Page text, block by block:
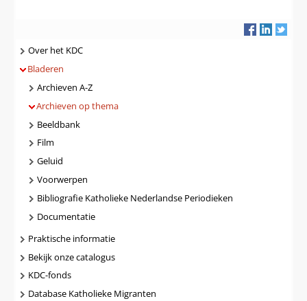
Navigatie
Over het KDC
Bladeren
Archieven A-Z
Archieven op thema
Beeldbank
Film
Geluid
Voorwerpen
Bibliografie Katholieke Nederlandse Periodieken
Documentatie
Praktische informatie
Bekijk onze catalogus
KDC-fonds
Database Katholieke Migranten